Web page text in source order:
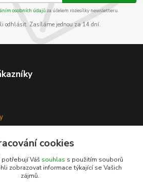
osobních údajůza účelem rozesílky newsletteru.
odhlásit. Zasíláme jednou za 14 dní.
cookies
Váš souhlas s použitím souborů
zobrazovat informace týkající se Vašich
zájmů.